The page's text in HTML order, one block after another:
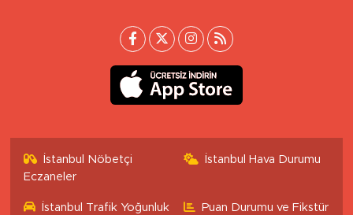
İstanbul Nöbetçi
Eczaneler
İstanbul Hava Durumu
İstanbul Trafik Yoğunluk
Puan Durumu ve Fikstür